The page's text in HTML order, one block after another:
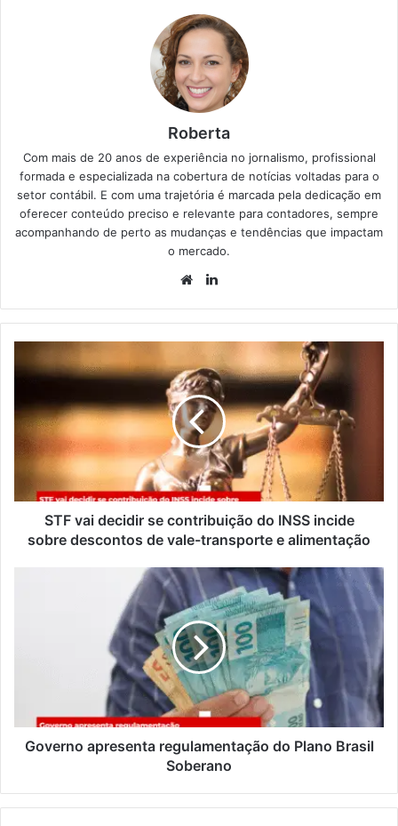
Roberta
Com mais de 20 anos de experiência no jornalismo, profissional
formada e especializada na cobertura de notícias voltadas para o
setor contábil. E com uma trajetória é marcada pela dedicação em
oferecer conteúdo preciso e relevante para contadores, sempre
acompanhando de perto as mudanças e tendências que impactam
o mercado.
STF vai decidir se contribuição do INSS incide
sobre descontos de vale-transporte e alimentação
Governo apresenta regulamentação do Plano Brasil
Soberano